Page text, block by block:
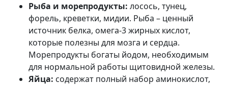
Рыба и морепродукты: лосось, тунец,
форель, креветки, мидии. Рыба – ценный
источник белка, омега-3 жирных кислот,
которые полезны для мозга и сердца.
Морепродукты богаты йодом, необходимым
для нормальной работы щитовидной железы.
Яйца: содержат полный набор аминокислот,